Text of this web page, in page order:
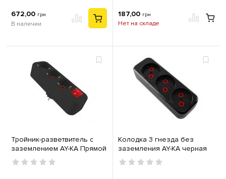
672,00 грн
В наличии
187,00 грн
Нет на складе
Тройник-разветвитель с
заземлением AY-KA Прямой
с выключателем черный
Колодка 3 гнезда без
заземления AY-KA черная